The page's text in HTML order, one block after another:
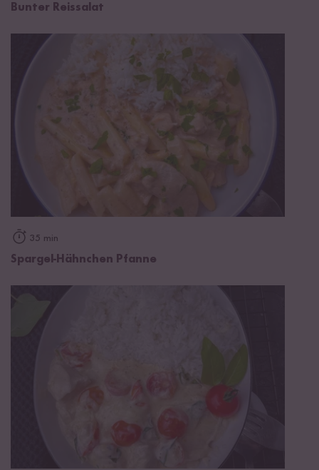
Bunter Reissalat
35 min
Spargel-Hähnchen Pfanne